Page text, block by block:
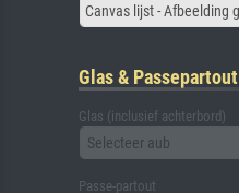
Glas & Passepartout
Glas (inclusief achterbord)
Selecteer aub
Passe-partout